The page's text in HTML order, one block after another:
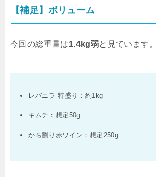
【補足】ボリューム
今回の総重量は1.4kg弱と見ています。
レバニラ 特盛り：約1kg
キムチ：想定50g
かち割り赤ワイン：想定 250g